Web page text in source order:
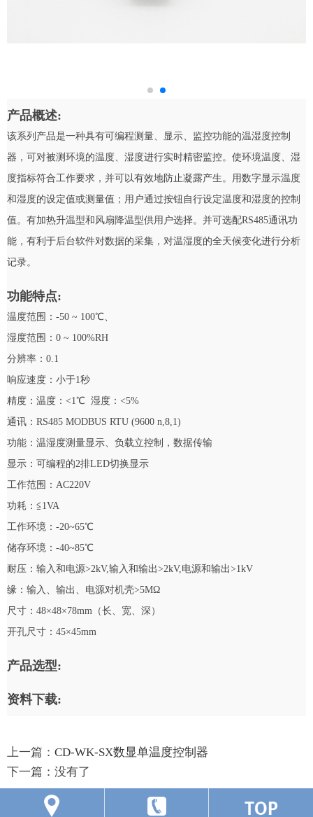
产品概述:
该系列产品是一种具有可编程测量、显示、监控功能的温湿度控制
器，可对被测环境的温度、湿度进行实时精密监控。使环境温度、湿
度指标符合工作要求，并可以有效地防止凝露产生。用数字显示温度
和湿度的设定值或测量值；用户通过按钮自行设定温度和湿度的控制
值。有加热升温型和风扇降温型供用户选择。并可选配RS485通讯功
能，有利于后台软件对数据的采集，对温湿度的全天候变化进行分析
记录。
功能特点:
温度范围：-50 ~ 100℃、
湿度范围：0 ~ 100%RH
分辨率：0.1
响应速度：小于1秒
精度：温度：<1℃ 湿度：<5%
通讯：RS485 MODBUS RTU (9600 n,8,1)
功能：温湿度测量显示、负载立控制，数据传输
显示：可编程的2排LED切换显示
工作范围：AC220V
功耗：≦1VA
工作环境：-20~65℃
储存环境：-40~85℃
耐压：输入和电源>2kV,输入和输出>2kV,电源和输出>1kV
缘：输入、输出、电源对机壳>5MΩ
尺寸：48×48×78mm（长、宽、深）
开孔尺寸：45×45mm
产品选型:
资料下载:
上一篇： CD-WK-SX数显单温度控制器
下一篇： 没有了